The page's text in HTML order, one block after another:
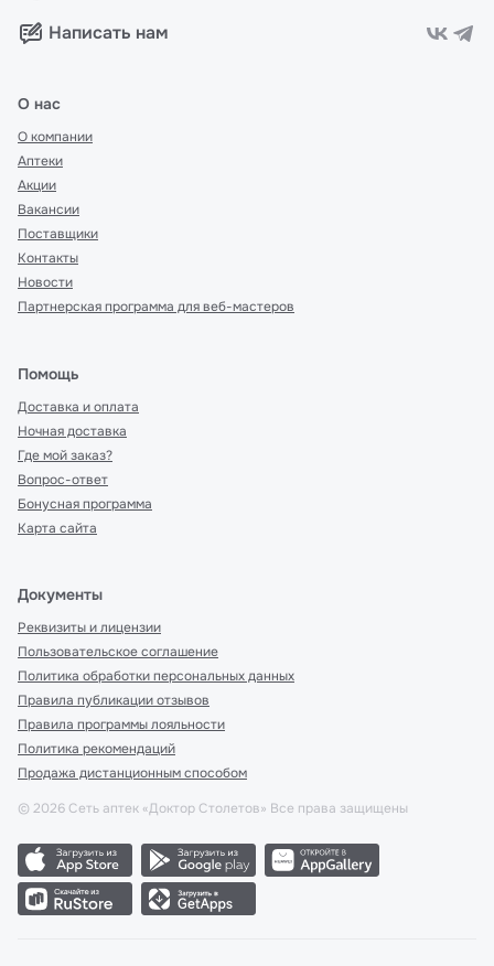
Написать нам
О нас
О компании
Аптеки
Акции
Вакансии
Поставщики
Контакты
Новости
Партнерская программа для веб-мастеров
Помощь
Доставка и оплата
Ночная доставка
Где мой заказ?
Вопрос-ответ
Бонусная программа
Карта сайта
Документы
Реквизиты и лицензии
Пользовательское соглашение
Политика обработки персональных данных
Правила публикации отзывов
Правила программы лояльности
Политика рекомендаций
Продажа дистанционным способом
© 2026 Сеть аптек «Доктор Столетов» Все права защищены